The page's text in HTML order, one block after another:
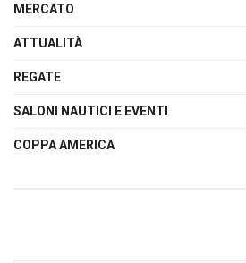
MERCATO
ATTUALITÀ
REGATE
SALONI NAUTICI E EVENTI
COPPA AMERICA